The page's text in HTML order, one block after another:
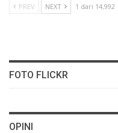
PREV NEXT 1 dari 14,992
FOTO FLICKR
OPINI